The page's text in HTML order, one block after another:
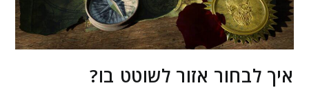
איך לבחור אזור לשוטט בו?